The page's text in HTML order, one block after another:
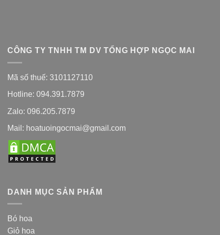
CÔNG TY TNHH TM DV TỔNG HỢP NGỌC MAI
Mã số thuế: 3101127110
Hotline: 094.391.7879
Zalo: 096.205.7879
Mail: hoatuoingocmai@gmail.com
DANH MỤC SẢN PHẨM
Bó hoa
Giỏ hoa